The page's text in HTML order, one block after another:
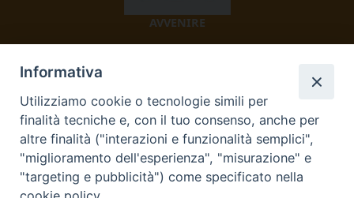
AVVENIRE
TV 2000
Informativa
Utilizziamo cookie o tecnologie simili per
finalità tecniche e, con il tuo consenso, anche per
altre finalità ("interazioni e funzionalità semplici",
"miglioramento dell'esperienza", "misurazione" e
"targeting e pubblicità") come specificato nella